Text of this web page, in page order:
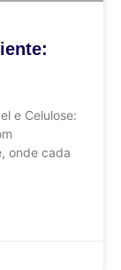
e Celulose:
onde cada